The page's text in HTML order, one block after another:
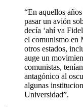
“En aquellos
pasar un avión
decía ‘ahí va
el comunismo en
otros estados,
auge un
comunistas,
antagónico al
algunas
Universidad”.